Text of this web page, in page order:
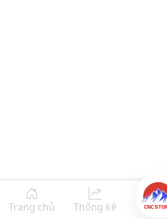
Trang chủ Thống kê